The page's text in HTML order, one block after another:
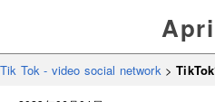
Tik Tok - video social network>